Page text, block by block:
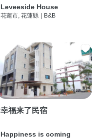
Leveeside House
花蓮市, 花蓮縣 B&B
幸福来了民宿
Happiness is coming